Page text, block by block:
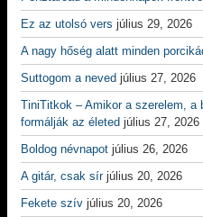
Ez az utolsó vers július 29, 2026
A nagy hőség alatt minden
Suttogom a neved július 27, 2026
TiniTitkok – Amikor a szerelem, a
formálják az életed július 27, 2026
Boldog névnapot július 26, 2026
A gitár, csak sír július 20, 2026
Fekete szív július 20, 2026